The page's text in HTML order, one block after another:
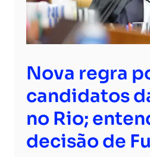
Nova regra
candidatos
no Rio;
decisão de